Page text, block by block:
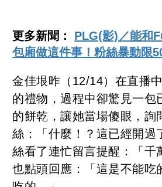
更多新聞： PLG(影)／能和
包廂做這件事！粉絲暴動限
金佳垠昨（12/14）在直播
的禮物，過程中卻驚見一包
的餅乾，讓她當場傻眼，詢
絲：「什麼！？這已經開過
絲看了連忙留言提醒：「千
也點頭回應：「這是不能吃